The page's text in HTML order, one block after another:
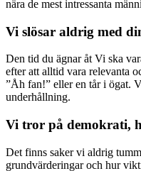
nära de mest intressanta
Vi slösar aldrig med
Den tid du ägnar åt Vi ska
efter att alltid vara relevanta
”Åh fan!” eller en tår i ögat.
underhållning.
Vi tror på demokrati,
Det finns saker vi aldrig
grundvärderingar och hur